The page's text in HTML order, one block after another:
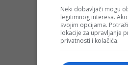
Neki dobavljači mogu
legitimnog interesa.
svojim opcijama.
lokacije za upravljanje
privatnosti i kolačića.